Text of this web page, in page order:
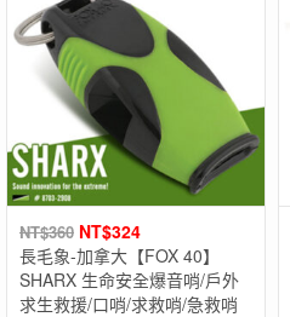
NT$360 NT$324
長毛象-加拿大【FOX 40】
SHARX 生命安全爆音哨/戶外
求生救援/口哨/求救哨/急救哨